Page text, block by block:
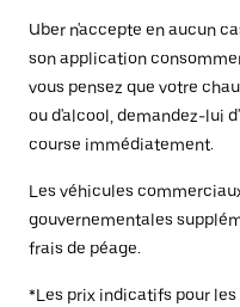
Uber n'accepte en aucun
son application
vous pensez que votre
ou d'alcool, demandez-lui
course immédiatement.
Les véhicules
gouvernementales
frais de péage.
*Les prix indicatifs pour